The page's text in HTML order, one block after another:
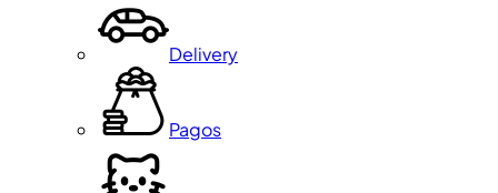
Delivery
Pagos